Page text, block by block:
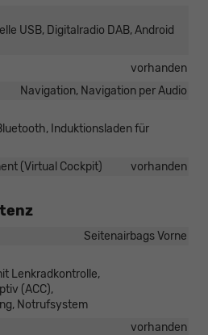
USB, Digitalradio DAB, Android
vorhanden
Navigation, Navigation per Audio
Induktionsladen für
(Virtual Cockpit)
vorhanden
Seitenairbags Vorne
Lenkradkontrolle,
(ACC),
Notrufsystem
vorhanden